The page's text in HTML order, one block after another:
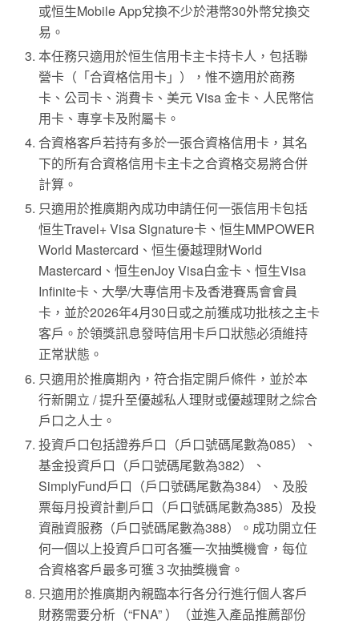
或恒生Mobile App兌換不少於港幣30外幣兌換交
易。
本任務只適用於恒生信用卡主卡持卡人，包括聯
營卡（「合資格信用卡」），惟不適用於商務
卡、公司卡、消費卡、美元 Visa 金卡、人民幣信
用卡、專享卡及附屬卡。
合資格客戶若持有多於一張合資格信用卡，其名
下的所有合資格信用卡主卡之合資格交易將合併
計算。
只適用於推廣期內成功申請任何一張信用卡包括
恒生Travel+ Visa Signature卡、恒生MMPOWER
World Mastercard、恒生優越理財World
Mastercard、恒生enJoy Visa白金卡、恒生Visa
Infinite卡、大學/大專信用卡及香港賽馬會會員
卡，並於2026年4月30日或之前獲成功批核之主卡
客戶。於領獎訊息發時信用卡戶口狀態必須維持
正常狀態。
只適用於推廣期內，符合指定開戶條件，並於本
行新開立 / 提升至優越私人理財或優越理財之綜合
戶口之人士。
投資戶口包括證券戶口（戶口號碼尾數為085）、
基金投資戶口（戶口號碼尾數為382）、
SimplyFund戶口（戶口號碼尾數為384）、及股
票每月投資計劃戶口（戶口號碼尾數為385）及投
資融資服務（戶口號碼尾數為388）。成功開立任
何一個以上投資戶口可各獲一次抽獎機會，每位
合資格客戶最多可獲３次抽獎機會。
只適用於推廣期內親臨本行各分行進行個人客戶
財務需要分析（“FNA” ）（並進入產品推薦部份